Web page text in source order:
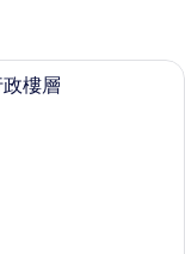
級寢具、舒適加層、客房
樓層